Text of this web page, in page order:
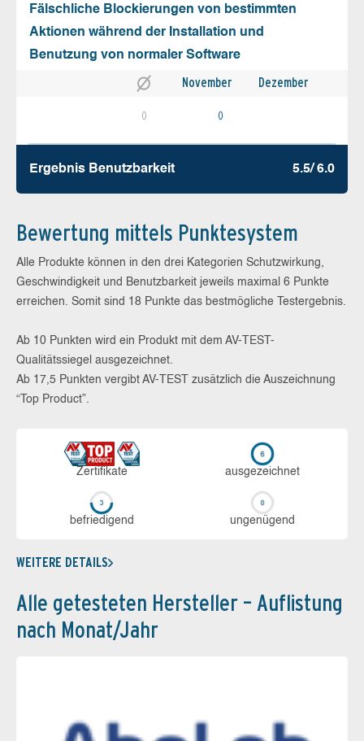
Fälschliche Blockierungen von bestimmten
Aktionen während der Installation und
Benutzung von normaler Software
November Dezember
0 0
Ergebnis Benutz­barkeit 5.5/ 6.0
Bewertung mittels Punktesystem
Alle Produkte können in den drei Kategorien Schutzwirkung,
Geschwindigkeit und Benutzbarkeit jeweils maximal 6 Punkte
erreichen. Somit sind 18 Punkte das bestmögliche Testergebnis.
Ab 10 Punkten wird ein Produkt mit dem AV-TEST-
Qualitätssiegel ausgezeichnet.
Ab 17,5 Punkten vergibt AV-TEST zusätzlich die Auszeichnung
“Top Product”.
Zerti­fikate aus­ge­zeich­net
be­frie­di­gend un­ge­nü­gend
WEITERE DETAILS
Alle getesteten Hersteller – Auflistung
nach Monat/Jahr